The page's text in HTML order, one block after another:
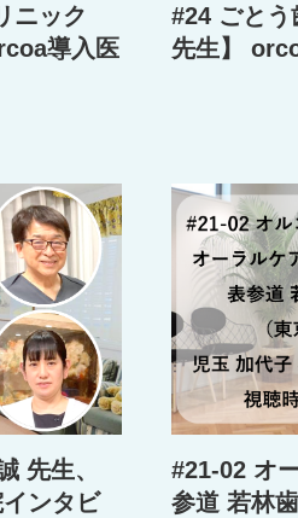
ニック
導入医
#24 ごとう
先生】
先生、
ンタビ
#21-02 オ
参道 若林